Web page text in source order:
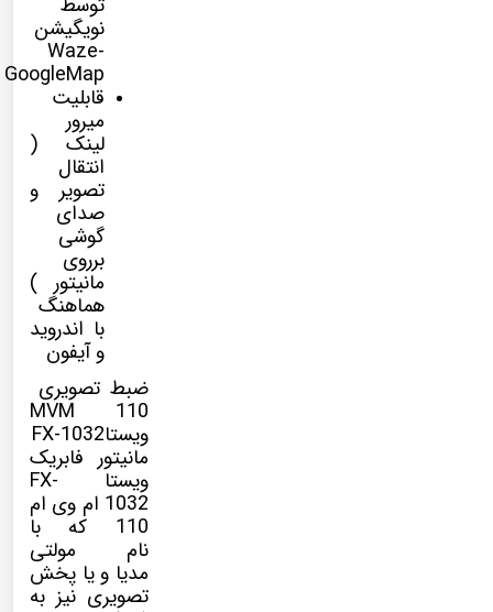
نویگیشن
Waze-
GoogleMap
قابلیت
میرور
لینک (
انتقال
تصویر و
صدای
گوشی
برروی
مانیتور )
هماهنگ
با اندروید
و آیفون
ضبط تصویری
MVM 110
ویستاFX-1032
مانیتور فابریک
ویستا FX-
1032 ام وی ام
110 که با
نام مولتی
مدیا و یا پخش
تصویری نیز به